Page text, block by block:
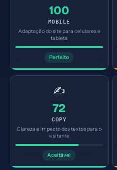
100
MOBILE
Adaptação do site para celulares e
tablets
Perfeito
✍️
72
COPY
Clareza e impacto dos textos para o
visitante
Aceitável